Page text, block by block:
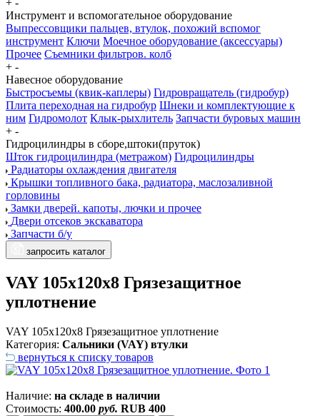
Инструмент и вспомогательное оборудование
Выпрессовщики пальцев, втулок, похожий вспомог
инструмент Ключи Моечное оборудование (аксессуары)
Прочее Съемники фильтров. колб
+ -
Навесное оборудование
Быстросъемы (квик-каплеры) Гидровращатель (гидробур)
Плита переходная на гидробур Шнеки и комплектующие к
ним Гидромолот Клык-рыхлитель Запчасти буровых машин
+ -
Гидроцилиндры в сборе,штоки(пруток)
Шток гидроцилиндра (метражом) Гидроцилиндры
Радиаторы охлаждения двигателя
Крышки топливного бака, радиатора, маслозаливной
горловины
Замки дверей. капоты, лючки и прочее
Двери отсеков экскаватора
Запчасти б/у
запросить каталог
VAY 105x120x8 Грязезащитное
уплотнение
VAY 105x120x8 Грязезащитное уплотнение
Категория: Сальники (VAY) втулки
вернуться к списку товаров
Наличие: на складе в наличии
Стоимость: 400.00 руб. RUB 400